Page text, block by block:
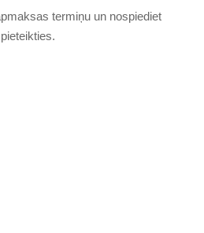
termiņu un nospiediet
pieteikties.